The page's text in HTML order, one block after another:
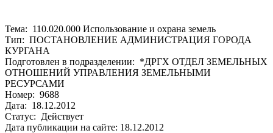
Тема: 110.020.000 Использование и охрана земель
Тип: ПОСТАНОВЛЕНИЕ АДМИНИСТРАЦИЯ ГОРОДА
КУРГАНА
Подготовлен в подразделении: *ДРГХ ОТДЕЛ ЗЕМЕЛЬНЫХ
ОТНОШЕНИЙ УПРАВЛЕНИЯ ЗЕМЕЛЬНЫМИ
РЕСУРСАМИ
Номер: 9688
Дата: 18.12.2012
Статус: Действует
Дата публикации на сайте: 18.12.2012